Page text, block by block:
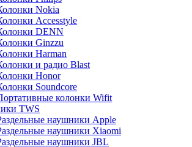
Nokia
Accesstyle
DENN
Ginzzu
Harman
и радио Blast
Honor
Soundcore
колонки Wifit
TWS
наушники Apple
наушники Xiaomi
наушники JBL